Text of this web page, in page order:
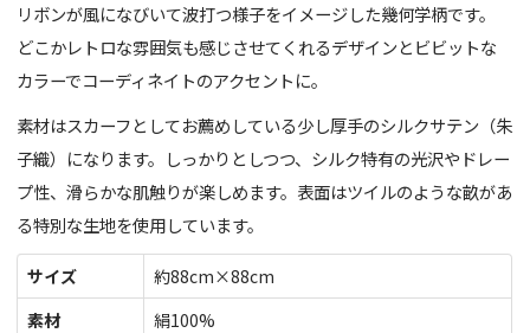
リボンが風になびいて波打つ様子をイメージした幾何学柄です。
どこかレトロな雰囲気も感じさせてくれるデザインとビビットな
カラーでコーディネイトのアクセントに。
素材はスカーフとしてお薦めしている少し厚手のシルクサテン（朱
子織）になります。しっかりとしつつ、シルク特有の光沢やドレー
プ性、滑らかな肌触りが楽しめます。表面はツイルのような畝があ
る特別な生地を使用しています。
サイズ
約88cm×88cm
素材
絹100%